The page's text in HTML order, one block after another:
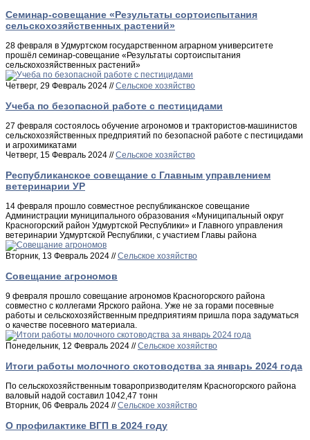
Семинар-совещание «Результаты сортоиспытания
сельскохозяйственных растений»
28 февраля в Удмуртском государственном аграрном университете
прошёл семинар-совещание «Результаты сортоиспытания
сельскохозяйственных растений»
Четверг, 29 Февраль 2024 //Сельское хозяйство
Учеба по безопасной работе с пестицидами
27 февраля состоялось обучение агрономов и трактористов-машинистов
сельскохозяйственных предприятий по безопасной работе с пестицидами
и агрохимикатами
Четверг, 15 Февраль 2024 //Сельское хозяйство
Республиканское совещание с Главным управлением
ветеринарии УР
14 февраля прошло совместное республиканское совещание
Администрации муниципального образования «Муниципальный округ
Красногорский район Удмуртской Республики» и Главного управления
ветеринарии Удмуртской Республики, с участием Главы района
Вторник, 13 Февраль 2024 //Сельское хозяйство
Совещание агрономов
9 февраля прошло совещание агрономов Красногорского района
совместно с коллегами Ярского района. Уже не за горами посевные
работы и сельскохозяйственным предприятиям пришла пора задуматься
о качестве посевного материала.
Понедельник, 12 Февраль 2024 //Сельское хозяйство
Итоги работы молочного скотоводства за январь 2024 года
По сельскохозяйственным товаропризводителям Красногорского района
валовый надой составил 1042,47 тонн
Вторник, 06 Февраль 2024 //Сельское хозяйство
О профилактике ВГП в 2024 году